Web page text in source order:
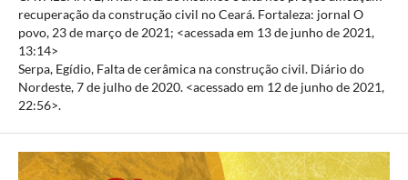
recuperação da construção civil no Ceará. Fortaleza: jornal O
povo, 23 de março de 2021; <acessada em 13 de junho de 2021,
13:14>
Serpa, Egídio, Falta de cerâmica na construção civil. Diário do
Nordeste, 7 de julho de 2020. <acessado em 12 de junho de 2021,
22:56>.